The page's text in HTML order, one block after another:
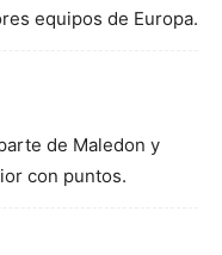
equipos de Europa.
de Maledon y
con puntos.